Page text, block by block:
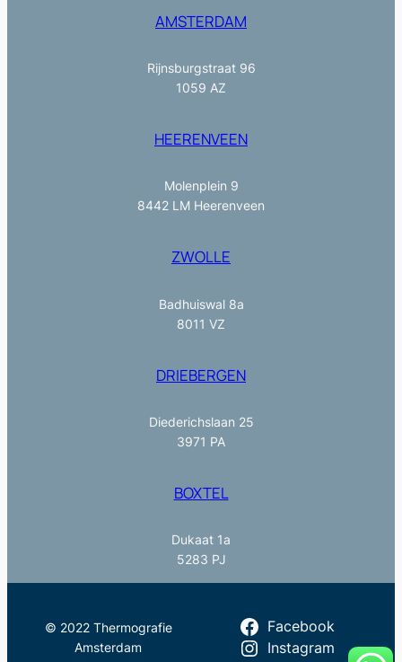
AMSTERDAM
Rijnsburgstraat 96
1059 AZ
HEERENVEEN
Molenplein 9
8442 LM Heerenveen
ZWOLLE
Badhuiswal 8a
8011 VZ
DRIEBERGEN
Diederichslaan 25
3971 PA
BOXTEL
Dukaat 1a
5283 PJ
© 2022 Thermografie
Amsterdam
Facebook
Instagram